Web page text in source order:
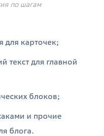
по шагам
для карточек;
текст для главной
блоков;
и прочие
блога.